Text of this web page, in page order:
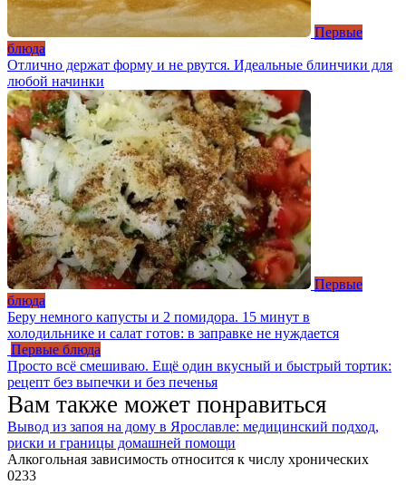
Первые
блюда
Отлично держат форму и не рвутся. Идеальные блинчики для
любой начинки
Первые
блюда
Беру немного капусты и 2 помидора. 15 минут в
холодильнике и салат готов: в заправке не нуждается
Первые блюда
Просто всё смешиваю. Ещё один вкусный и быстрый тортик:
рецепт без выпечки и без печенья
Вам также может понравиться
Вывод из запоя на дому в Ярославле: медицинский подход,
риски и границы домашней помощи
Алкогольная зависимость относится к числу хронических
0233